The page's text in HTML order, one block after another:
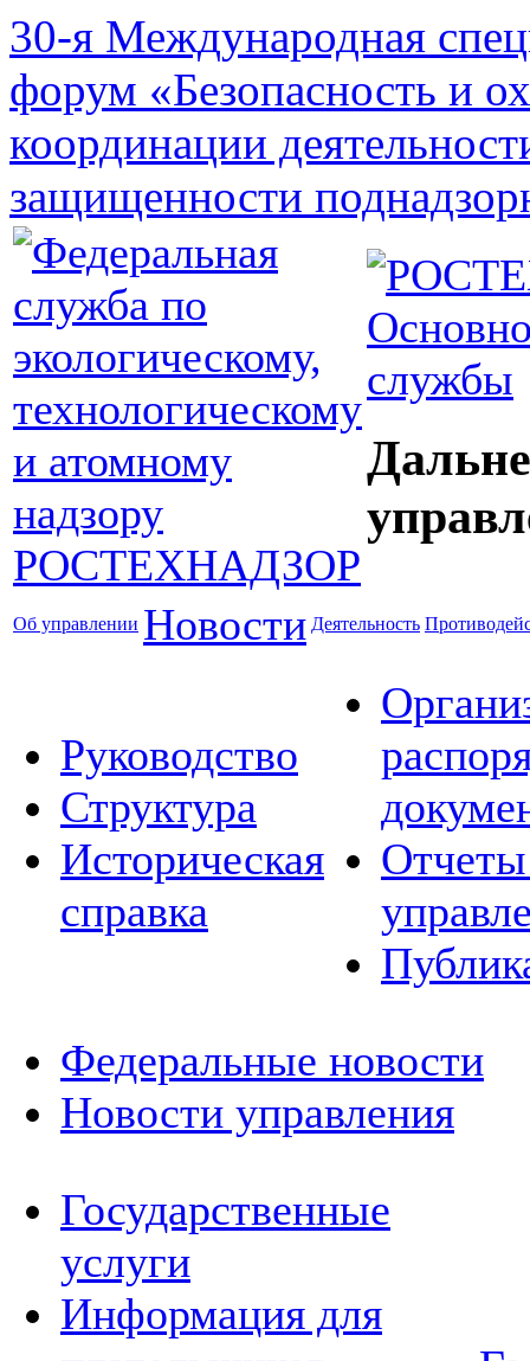
30-я Международная
форум «Безопасность и
координации
защищенности
службы
Об управлении Новости Деятельность
Руководство
Структура
Историческая
справка
Отчеты
Федеральные новости
Новости управления
Государственные
услуги
Информация для